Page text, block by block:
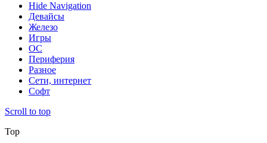
Hide Navigation
Девайсы
Железо
Игры
ОС
Периферия
Разное
Сети, интернет
Софт
Scroll to top
Top